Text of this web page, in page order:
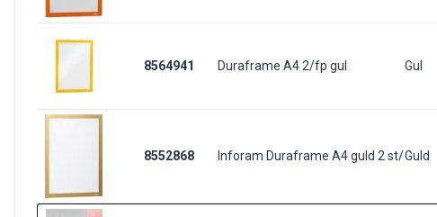
8564941 Duraframe A4 2/fp gul Gul
8552868 Inforam Duraframe A4 guld 2 st/fpGuld